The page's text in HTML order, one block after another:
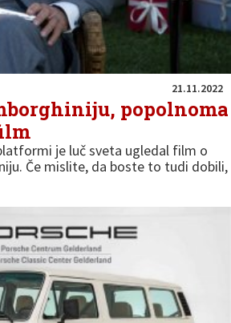
21.11.2022
popolnoma
je luč sveta ugledal film o
Če mislite, da boste to tudi dobili,